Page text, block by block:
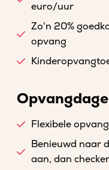
euro/uur
Zo'n 20%
opvang
Flexibele
Benieuwd naar
aan, dan